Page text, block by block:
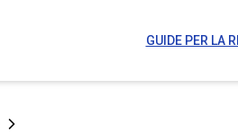
GUIDE PER LA